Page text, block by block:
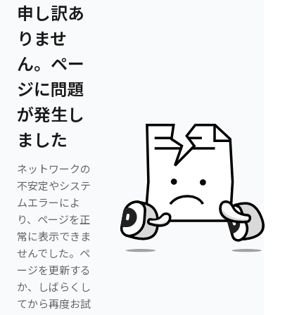
申し訳あ
りませ
ん。ペー
ジに問題
が発生し
ました
ネットワークの
不安定やシステ
ムエラーによ
り、ページを正
常に表示できま
せんでした。ペ
ージを更新する
か、しばらくし
てから再度お試